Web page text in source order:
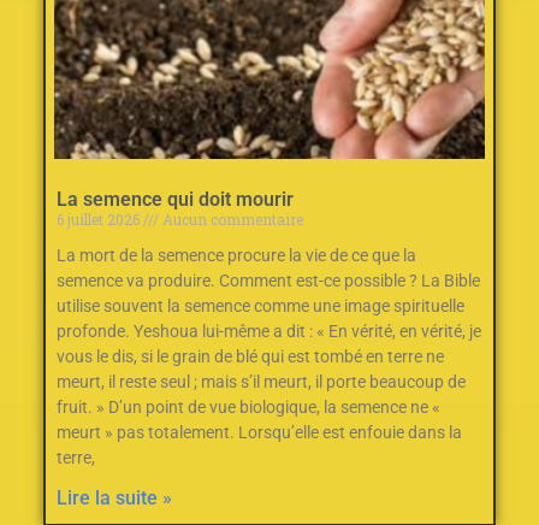
La semence qui doit mourir
6 juillet 2026
Aucun commentaire
La mort de la semence procure la vie de ce que la
semence va produire. Comment est-ce possible ? La Bible
utilise souvent la semence comme une image spirituelle
profonde. Yeshoua lui-même a dit : « En vérité, en vérité, je
vous le dis, si le grain de blé qui est tombé en terre ne
meurt, il reste seul ; mais s’il meurt, il porte beaucoup de
fruit. » D’un point de vue biologique, la semence ne «
meurt » pas totalement. Lorsqu’elle est enfouie dans la
terre,
Lire la suite »